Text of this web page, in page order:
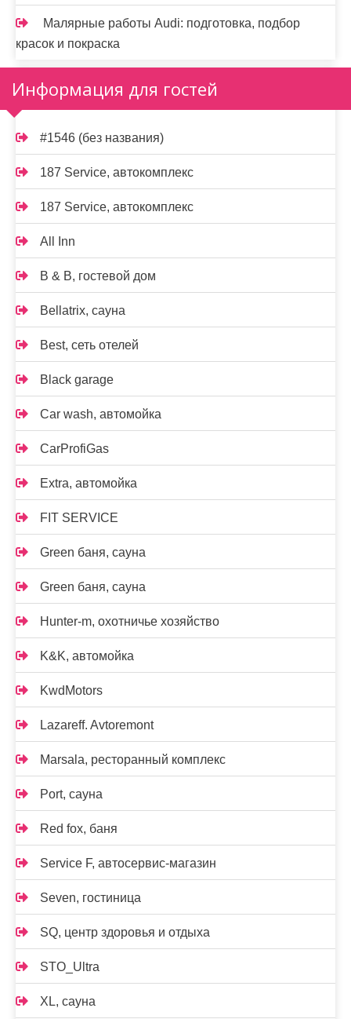
Малярные работы Audi: подготовка, подбор
красок и покраска
Информация для гостей
#1546 (без названия)
187 Service, автокомплекс
187 Service, автокомплекс
All Inn
B & B, гостевой дом
Bellatrix, сауна
Best, сеть отелей
Black garage
Car wash, автомойка
CarProfiGas
Extra, автомойка
FIT SERVICE
Green баня, сауна
Green баня, сауна
Hunter-m, охотничье хозяйство
K&K, автомойка
KwdMotors
Lazareff. Avtoremont
Marsala, ресторанный комплекс
Port, сауна
Red fox, баня
Service F, автосервис-магазин
Seven, гостиница
SQ, центр здоровья и отдыха
STO_Ultra
XL, сауна